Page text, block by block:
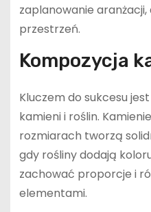
zaplanowanie
przestrzeń.
Kompozycja
Kluczem do sukcesu
kamieni i roślin.
rozmiarach tworzą
gdy rośliny dodają
zachować proporcje i
elementami.